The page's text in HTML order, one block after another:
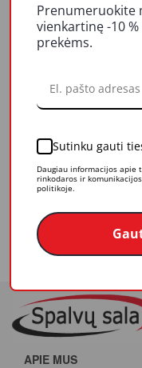
Trintuvė su paralonu,
apdoroti.
Matmenys: 280 x 141
APIE MUS
Prenumeruokite
vienkartinę -10
prekėms.
Sutinku gauti
Daugiau informacijos apie
rinkodaros ir
politikoje.